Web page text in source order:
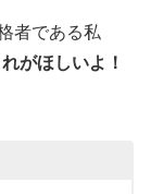
者である私
がほしいよ！